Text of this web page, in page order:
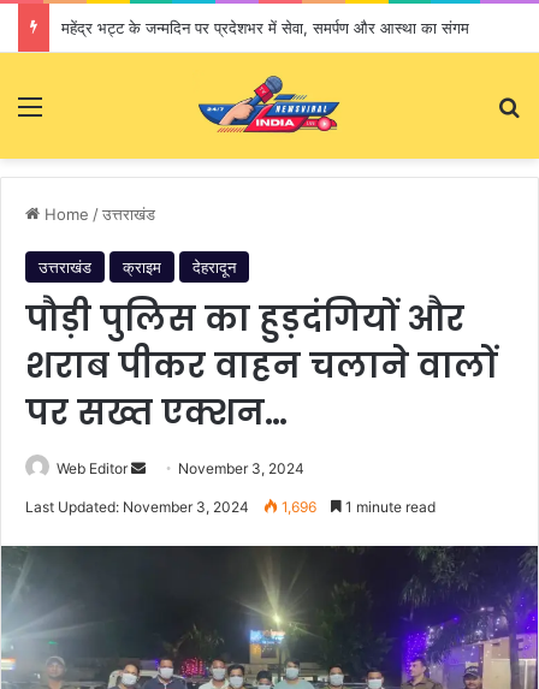
महेंद्र भट्ट के जन्मदिन पर प्रदेशभर में सेवा, समर्पण और आस्था का संगम
Home /उत्तराखंड
उत्तराखंड क्राइम देहरादून
पौड़ी पुलिस का हुड़दंगियों और
शराब पीकर वाहन चलाने वालों
पर सख्त एक्शन…
Web Editor
m
November 3, 2024
Last Updated: November 3, 2024 1,696 1 minute read